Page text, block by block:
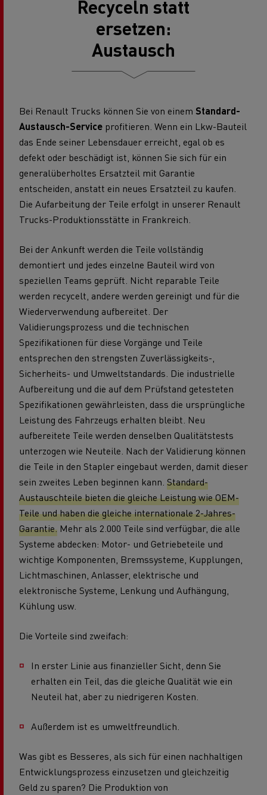
Recyceln statt
ersetzen:
Austausch
Bei Renault Trucks können Sie von einem Standard-
Austausch-Service profitieren. Wenn ein Lkw-Bauteil
das Ende seiner Lebensdauer erreicht, egal ob es
defekt oder beschädigt ist, können Sie sich für ein
generalüberholtes Ersatzteil mit Garantie
entscheiden, anstatt ein neues Ersatzteil zu kaufen.
Die Aufarbeitung der Teile erfolgt in unserer Renault
Trucks-Produktionsstätte in Frankreich.
Bei der Ankunft werden die Teile vollständig
demontiert und jedes einzelne Bauteil wird von
speziellen Teams geprüft. Nicht reparable Teile
werden recycelt, andere werden gereinigt und für die
Wiederverwendung aufbereitet. Der
Validierungsprozess und die technischen
Spezifikationen für diese Vorgänge und Teile
entsprechen den strengsten Zuverlässigkeits-,
Sicherheits- und Umweltstandards. Die industrielle
Aufbereitung und die auf dem Prüfstand getesteten
Spezifikationen gewährleisten, dass die ursprüngliche
Leistung des Fahrzeugs erhalten bleibt. Neu
aufbereitete Teile werden denselben Qualitätstests
unterzogen wie Neuteile. Nach der Validierung können
die Teile in den Stapler eingebaut werden, damit dieser
sein zweites Leben beginnen kann. Standard-
Austauschteile bieten die gleiche Leistung wie OEM-
Teile und haben die gleiche internationale 2-Jahres-
Garantie. Mehr als 2.000 Teile sind verfügbar, die alle
Systeme abdecken: Motor- und Getriebeteile und
wichtige Komponenten, Bremssysteme, Kupplungen,
Lichtmaschinen, Anlasser, elektrische und
elektronische Systeme, Lenkung und Aufhängung,
Kühlung usw.
Die Vorteile sind zweifach:
In erster Linie aus finanzieller Sicht, denn Sie
erhalten ein Teil, das die gleiche Qualität wie ein
Neuteil hat, aber zu niedrigeren Kosten.
Außerdem ist es umweltfreundlich.
Was gibt es Besseres, als sich für einen nachhaltigen
Entwicklungsprozess einzusetzen und gleichzeitig
Geld zu sparen? Die Produktion von